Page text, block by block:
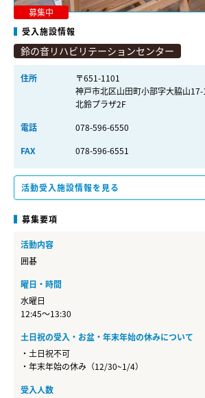
募集中
受入施設情報
鈴の音リハビリテーションセンター
住所
〒651-1101
神戸市北区山田町小部字大脇山17-
北鈴プラザ2F
電話
078-596-6550
FAX
078-596-6551
活動受入施設情報を見る
募集要項
活動内容
囲碁
曜日・時間
水曜日
12:45～13:30
土日祝の受入・お盆・年末年始の休みについて
・土日祝不可
・年末年始の休み（12/30~1/4）
受入人数